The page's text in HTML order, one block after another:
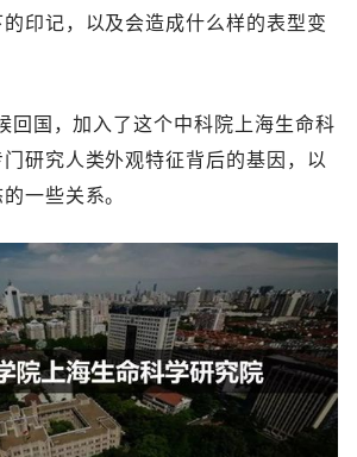
印记，以及会造成什么样的表型变
回国，加入了这个中科院上海生命科
研究人类外观特征背后的基因，以
一些关系。